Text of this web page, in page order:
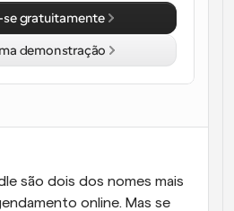
por IA
e lembretes
em minutos
são dois dos nomes mais
online. Mas se
se gratuitamente
demonstração